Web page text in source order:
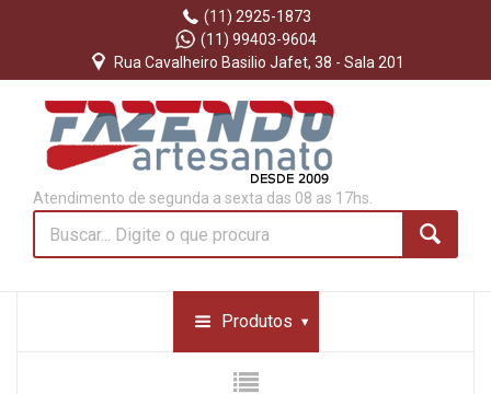
(11) 2925-1873
(11) 99403-9604
Rua Cavalheiro Basilio Jafet, 38 - Sala 201
Atendimento de segunda a sexta das 08 as 17hs.
Produtos